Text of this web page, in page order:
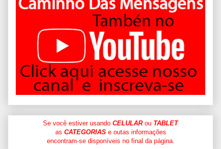
Se você estiver usando CELULARou TABLET
as CATEGORIASe outas informações
encontram-se disponíveis no final da página.